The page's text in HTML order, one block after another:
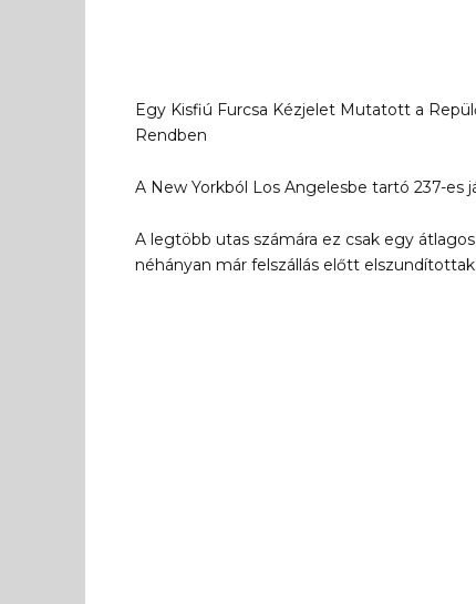
Egy Kisfiú Furcsa Kézjelet Mutatott a
Rendben
A New Yorkból Los Angelesbe tartó 237-
A legtöbb utas számára ez csak egy
néhányan már felszállás előtt elszundítottak.